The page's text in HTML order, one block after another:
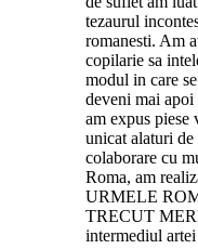
tezaurul
romanesti. Am
copilarie sa
modul in care
deveni mai apoi
am expus piese
unicat alaturi de
colaborare cu
Roma, am
URMELE
TRECUT
intermediul